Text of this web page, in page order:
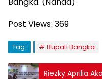
Post Views: 369
Tag: Bupati Bangka
Riezky Aprilia